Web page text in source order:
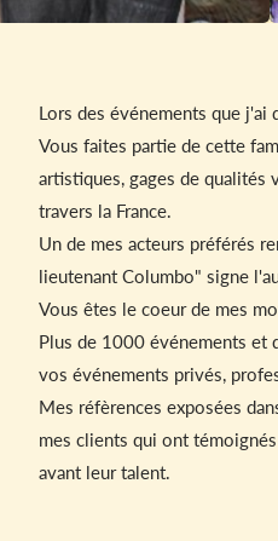
Lors des événements que
Vous faites partie de cette
artistiques, gages de qualités
travers la France.
Un de mes acteurs préférés
lieutenant Columbo" signe
Vous êtes le coeur de mes
Plus de 1000 événements et
vos événements privés,
Mes réfèrences exposées
mes clients qui ont
avant leur talent.